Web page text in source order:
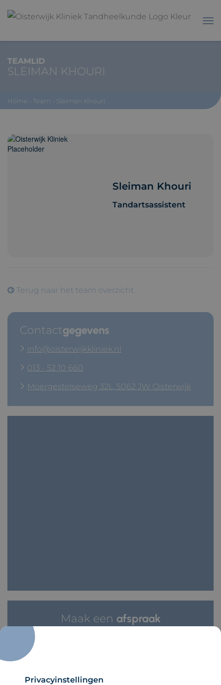
TEAMLID
SLEIMAN KHOURI
Home - Team - Sleiman Khouri
Sleiman Khouri
Tandartsassistent
Terug naar het team overzicht
Contactgegevens
info@oisterwijkkliniek.nl
013 - 52 10 660
Moergestelseweg 32L, 5062 JW Oisterwijk
Maak een afspraak
Wij verwelkomen u graag in onze praktijk!
Privacyinstellingen